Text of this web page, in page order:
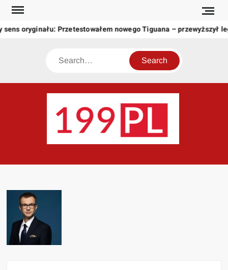
Skip
contentoryginału: Przetestowałem nowego Tiguana – przewyższył
Search
świat